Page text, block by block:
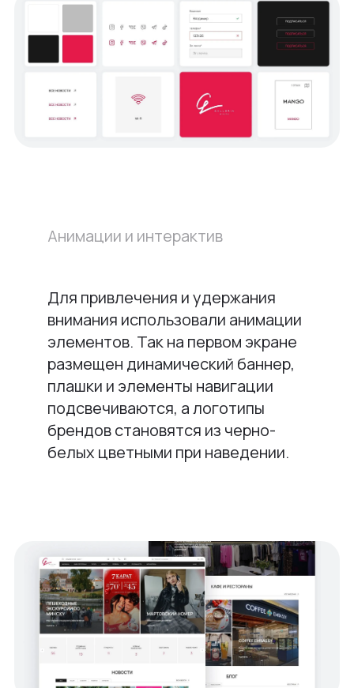
Анимации и интерактив
Для привлечения и удержания
внимания использовали анимации
элементов. Так на первом экране
размещен динамический баннер,
плашки и элементы навигации
подсвечиваются, а логотипы
брендов становятся из черно-
белых цветными при наведении.